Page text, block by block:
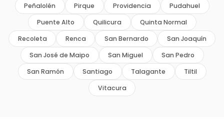
Peñalolén Pirque Providencia
Pudahuel
Puente Alto
Quilicura
Quinta Normal
Recoleta
Renca San Bernardo
San Joaquín
San José de Maipo
San Miguel
San Pedro
San Ramón
Santiago Talagante
Tiltil
Vitacura